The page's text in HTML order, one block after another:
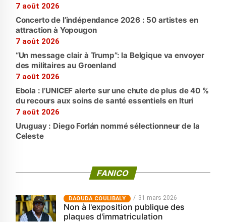
7 août 2026
Concerto de l’indépendance 2026 : 50 artistes en
attraction à Yopougon
7 août 2026
“Un message clair à Trump”: la Belgique va envoyer
des militaires au Groenland
7 août 2026
Ebola : l’UNICEF alerte sur une chute de plus de 40 %
du recours aux soins de santé essentiels en Ituri
7 août 2026
Uruguay : Diego Forlán nommé sélectionneur de la
Celeste
FANICO
‎DAOUDA COULIBALY 31 mars 2026
Non à l'exposition publique des
plaques d'immatriculation